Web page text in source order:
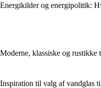
Energikilder og energipolitik:
Moderne, klassiske og rustikke
Inspiration til valg af vandglas